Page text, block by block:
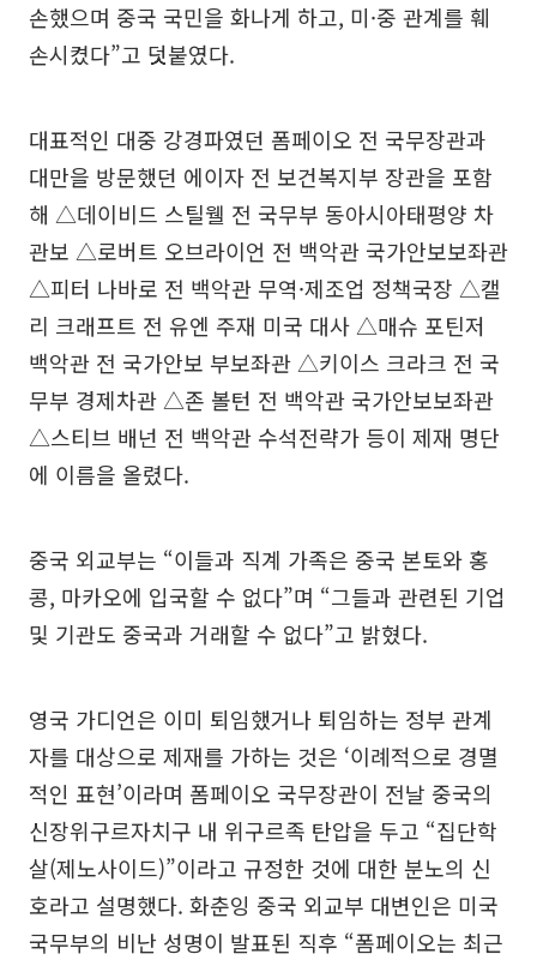
손했으며 중국 국민을 화나게 하고, 미·중 관계를 훼
손시켰다”고 덧붙였다.
대표적인 대중 강경파였던 폼페이오 전 국무장관과
대만을 방문했던 에이자 전 보건복지부 장관을 포함
해 △데이비드 스틸웰 전 국무부 동아시아태평양 차
관보 △로버트 오브라이언 전 백악관 국가안보보좌관
△피터 나바로 전 백악관 무역·제조업 정책국장 △캘
리 크래프트 전 유엔 주재 미국 대사 △매슈 포틴저
백악관 전 국가안보 부보좌관 △키이스 크라크 전 국
무부 경제차관 △존 볼턴 전 백악관 국가안보보좌관
△스티브 배넌 전 백악관 수석전략가 등이 제재 명단
에 이름을 올렸다.
중국 외교부는 “이들과 직계 가족은 중국 본토와 홍
콩, 마카오에 입국할 수 없다”며 “그들과 관련된 기업
및 기관도 중국과 거래할 수 없다”고 밝혔다.
영국 가디언은 이미 퇴임했거나 퇴임하는 정부 관계
자를 대상으로 제재를 가하는 것은 ‘이례적으로 경멸
적인 표현’이라며 폼페이오 국무장관이 전날 중국의
신장위구르자치구 내 위구르족 탄압을 두고 “집단학
살(제노사이드)”이라고 규정한 것에 대한 분노의 신
호라고 설명했다. 화춘잉 중국 외교부 대변인은 미국
국무부의 비난 성명이 발표된 직후 “폼페이오는 최근